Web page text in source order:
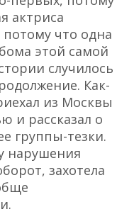
актриса
что одна
этой самой
случилось
Как-
из Москвы
и рассказал о
группы-тезки.
нарушения
захотела